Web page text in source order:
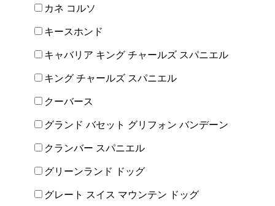
カネ コルソ
キースホンド
キャバリア キング チャールズ スパニエル
キング チャールズ スパニエル
クーバース
グランド バセット グリフォン バンデーン
クランバー スパニエル
グリーンランド ドッグ
グレート スイス マウンテン ドッグ